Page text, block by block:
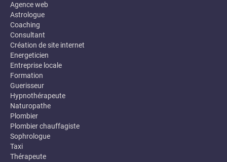
Agence web
Astrologue
Coaching
Consultant
Création de site internet
Energeticien
Entreprise locale
Formation
Guerisseur
Hypnothérapeute
Naturopathe
Plombier
Plombier chauffagiste
Sophrologue
Taxi
Thérapeute